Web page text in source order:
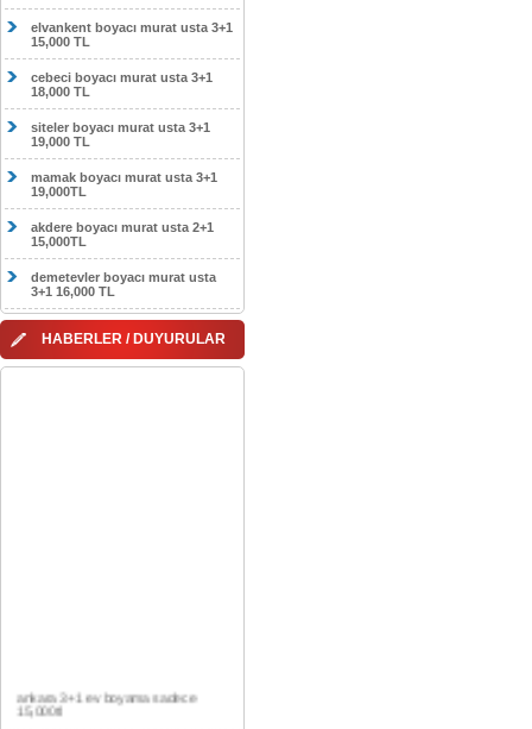
elvankent boyacı murat usta 3+1
15,000 TL
cebeci boyacı murat usta 3+1
18,000 TL
siteler boyacı murat usta 3+1
19,000 TL
mamak boyacı murat usta 3+1
19,000TL
akdere boyacı murat usta 2+1
15,000TL
demetevler boyacı murat usta
3+1 16,000 TL
HABERLER / DUYURULAR
ERYAMAN BOYA BADANA FİLLİ BOYA
İLE BOYAMA 1500 TL